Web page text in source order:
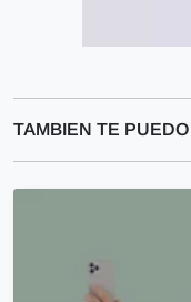
TAMBIEN TE